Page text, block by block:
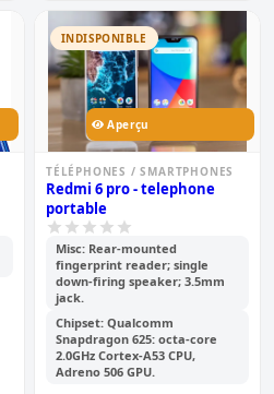
INDISPONIBLE
Aperçu
TÉLÉPHONES / SMARTPHONES
Redmi 6 pro - telephone
portable
Misc: Rear-mounted
fingerprint reader; single
down-firing speaker; 3.5mm
jack.
Chipset: Qualcomm
Snapdragon 625: octa-core
2.0GHz Cortex-A53 CPU,
Adreno 506 GPU.